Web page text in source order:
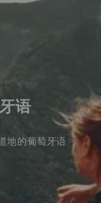
语
地的葡萄牙语